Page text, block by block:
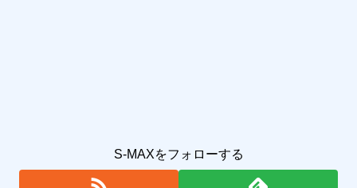
S-MAXをフォローする